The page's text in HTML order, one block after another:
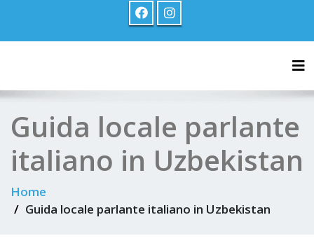
Guida locale parlante
italiano in Uzbekistan
Home
Guida locale parlante italiano in Uzbekistan